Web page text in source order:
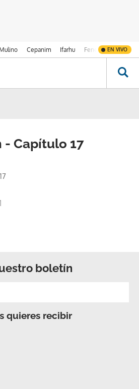
Cepanim Ifarhu Fenómeno de El
EN VIVO
- Capítulo 17
boletín
quieres recibir